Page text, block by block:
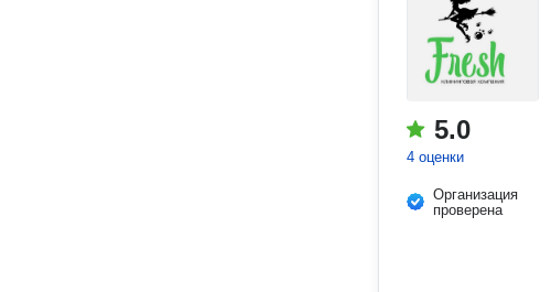
5.0
4 оценки
Организация
проверена